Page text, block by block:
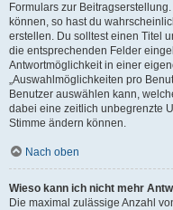
Formulars zur
können, so hast du
erstellen. Du solltest einen Titel
die entsprechenden Felder
Antwortmöglichkeit in einer
„Auswahlmöglichkeiten pro
Benutzer auswählen kann,
dabei eine zeitlich unbegrenzte
Stimme ändern können.
Nach oben
Wieso kann ich nicht mehr
Die maximal zulässige Anzahl